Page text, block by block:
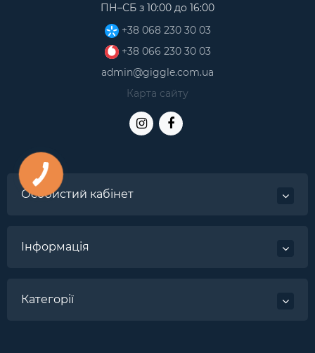
ПН–СБ з 10:00 до 16:00
+38 068 230 30 03
+38 066 230 30 03
admin@giggle.com.ua
Карта сайту
Особистий кабінет
Інформація
Категорії